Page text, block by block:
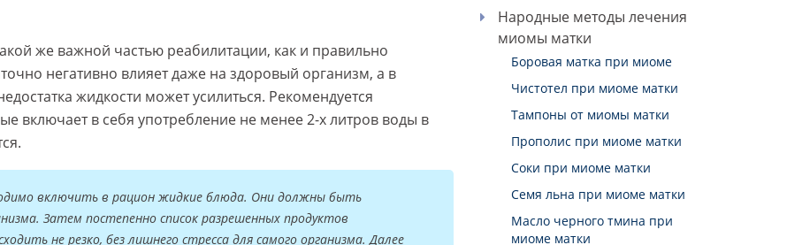
же важной частью реабилитации, как и правильно
негативно влияет даже на здоровый организм, а в
жидкости может усилиться. Рекомендуется
включает в себя употребление не менее 2-х литров воды в
включить в рацион жидкие блюда. Они должны быть
Затем постепенно список разрешенных продуктов
не резко, без лишнего стресса для самого организма. Далее
Народные методы лечения
миомы матки
Боровая матка при миоме
Чистотел при миоме матки
Тампоны от миомы матки
Прополис при миоме матки
Соки при миоме матки
Семя льна при миоме матки
Масло черного тмина при
миоме матки